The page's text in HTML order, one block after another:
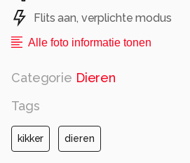
Flits aan, verplichte modus
Alle foto informatie tonen
Categorie Dieren
Tags
kikker dieren